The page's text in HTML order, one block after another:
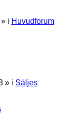
» i Huvudforum
» i Säljes